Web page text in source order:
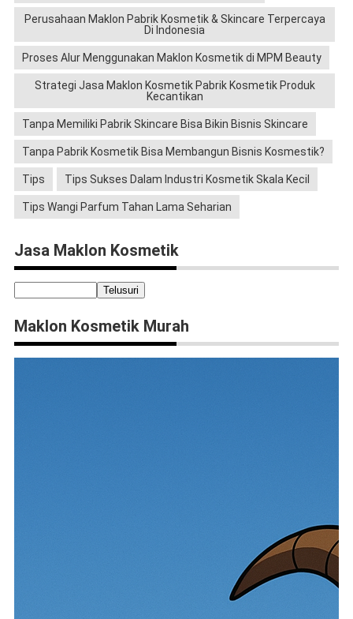
Perusahaan Maklon Pabrik Kosmetik & Skincare Terpercaya
Di Indonesia
Proses Alur Menggunakan Maklon Kosmetik di MPM Beauty
Strategi Jasa Maklon Kosmetik Pabrik Kosmetik Produk
Kecantikan
Tanpa Memiliki Pabrik Skincare Bisa Bikin Bisnis Skincare
Tanpa Pabrik Kosmetik Bisa Membangun Bisnis Kosmestik?
Tips Tips Sukses Dalam Industri Kosmetik Skala Kecil
Tips Wangi Parfum Tahan Lama Seharian
Jasa Maklon Kosmetik
Maklon Kosmetik Murah